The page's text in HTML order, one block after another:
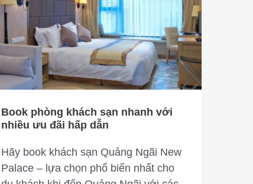
Book phòng khách sạn nhanh với
nhiều ưu đãi hấp dẫn
Hãy book khách sạn Quảng Ngãi New
Palace – lựa chọn phổ biến nhất cho
khách
sạn
nhanh
với
nhiều
ưu
hấp